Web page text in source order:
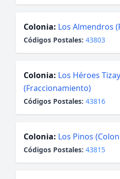
Colonia: Los Almendros
Códigos Postales: 43803
Colonia: Los Héroes
(Fraccionamiento)
Códigos Postales: 43816
Colonia: Los Pinos
Códigos Postales: 43815